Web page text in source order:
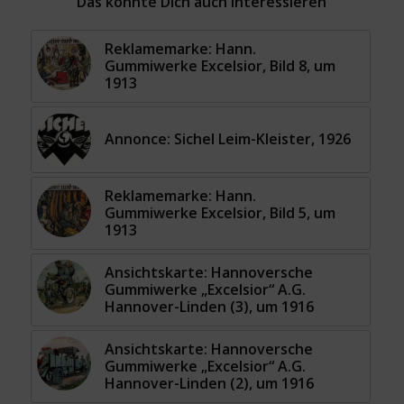
Reklamemarke: Hann.
Gummiwerke Excelsior, Bild 8, um
1913
Annonce: Sichel Leim-Kleister, 1926
Reklamemarke: Hann.
Gummiwerke Excelsior, Bild 5, um
1913
Ansichtskarte: Hannoversche
Gummiwerke „Excelsior“ A.G.
Hannover-Linden (3), um 1916
Ansichtskarte: Hannoversche
Gummiwerke „Excelsior“ A.G.
Hannover-Linden (2), um 1916